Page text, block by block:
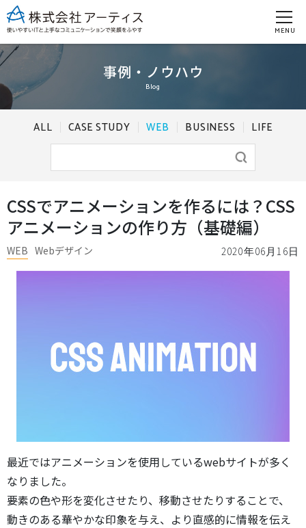
MENU
事例・ノウハウ
Blog
ALL CASE STUDY WEB BUSINESS LIFE
CSSでアニメーションを作るには？CSS
アニメーションの作り方（基礎編）
2020年06月16日
WEB Webデザイン
最近ではアニメーションを使用しているwebサイトが多く
なりました。
要素の色や形を変化させたり、移動させたりすることで、
動きのある華やかな印象を与え、より直感的に情報を伝え